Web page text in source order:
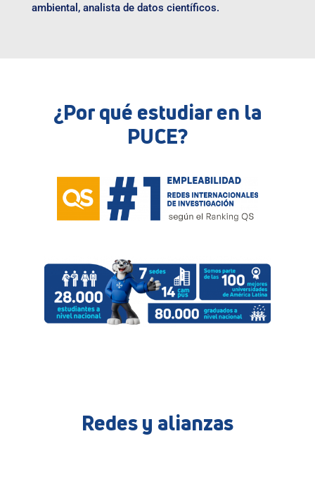
ambiental, analista de datos científicos.
¿Por qué estudiar en la
PUCE?
Redes y alianzas